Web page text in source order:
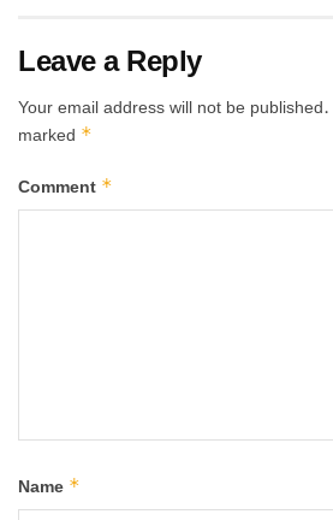
Leave a Reply
Your email address will not be published.
marked *
Comment *
Name *